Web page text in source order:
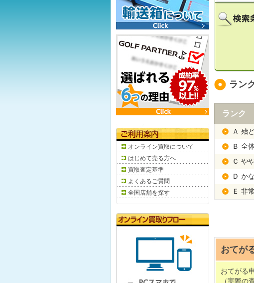
ラン
ランク
Ａ 殆
Ｂ 全
Ｃ や
Ｄ か
Ｅ 非
おてが
おてがる
（実際の
オンライン買取について
はじめて売る方へ
買取査定基準
よくあるご質問
全国店舗を探す